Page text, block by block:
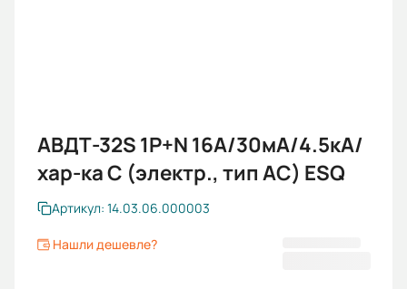
АВДТ-32S 1P+N 16А/30мА/4.5кА/
хар-ка С (электр., тип АС) ESQ
Артикул: 14.03.06.000003
Нашли дешевле?